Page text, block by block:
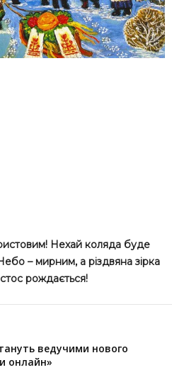
Нехай коляда буде
– мирним, а різдвяна зірка
рождається!
ведучими нового
онлайн»